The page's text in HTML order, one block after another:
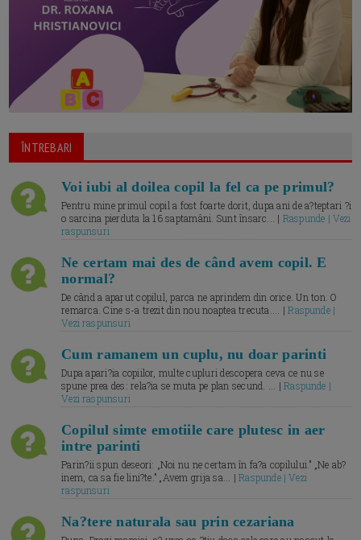
ÎNTREBARI
Voi iubi al doilea copil la fel ca pe primul?
Pentru mine primul copil a fost foarte dorit, dupa ani de a?teptari ?i
o sarcina pierduta la 16 saptamâni. Sunt însarc... | Raspunde | Vezi
raspunsuri
Ne certam mai des de când avem copil. E
normal?
De când a aparut copilul, parca ne aprindem din orice. Un ton. O
remarca. Cine s-a trezit din nou noaptea trecuta.... |Raspunde |
Vezi raspunsuri
Cum ramanem un cuplu, nu doar parinti
Dupa apari?ia copiilor, multe cupluri descopera ceva ce nu se
spune prea des: rela?ia se muta pe plan secund. ... |Raspunde |
Vezi raspunsuri
Copilul simte emotiile care plutesc in aer
intre parinti
Parin?ii spun deseori: „Noi nu ne certam în fa?a copilului.” „Ne ab?
inem, ca sa fie lini?te.” „Avem grija sa... |Raspunde | Vezi
raspunsuri
Na?tere naturala sau prin cezariana